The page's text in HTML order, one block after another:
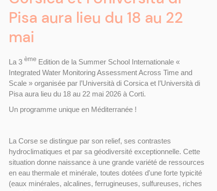
Pisa aura lieu du 18 au 22
mai
La 3èmeEdition de la Summer School Internationale «
Integrated Water Monitoring Assessment Across Time and
Scale » organisée par l’Università di Corsica et l’Università di
Pisa aura lieu du 18 au 22 mai 2026 à Corti.
Un programme unique en Méditerranée !
La Corse se distingue par son relief, ses contrastes
hydroclimatiques et par sa géodiversité exceptionnelle. Cette
situation donne naissance à une grande variété de ressources
en eau thermale et minérale, toutes dotées d'une forte typicité
(eaux minérales, alcalines, ferrugineuses, sulfureuses, riches